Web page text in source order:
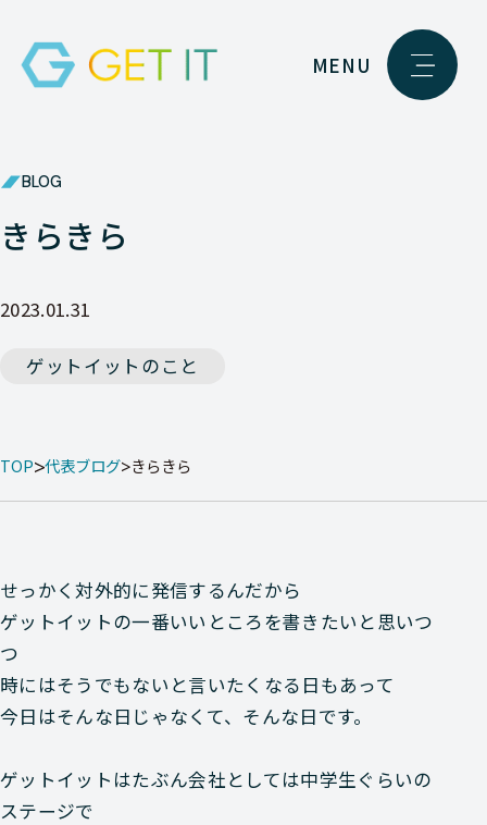
MENU
BLOG
きらきら
2023.01.31
ゲットイットのこと
TOP 代表ブログ きらきら
せっかく対外的に発信するんだから
ゲットイットの一番いいところを書きたいと思いつ
つ
時にはそうでもないと言いたくなる日もあって
今日はそんな日じゃなくて、そんな日です。
ゲットイットはたぶん会社としては中学生ぐらいの
ステージで